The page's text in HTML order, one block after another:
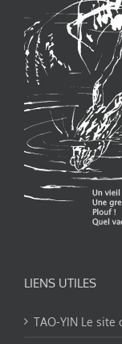
LIENS UTILES
TAO-YIN Le site